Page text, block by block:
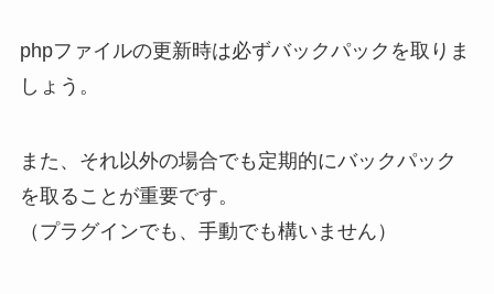
phpファイルの更新時は必ずバックパックを取りま
しょう。
また、それ以外の場合でも定期的にバックパック
を取ることが重要です。
（プラグインでも、手動でも構いません）